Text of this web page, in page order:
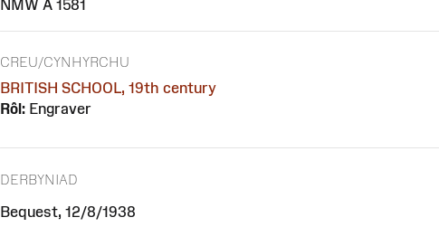
NMW A 1581
CREU/CYNHYRCHU
BRITISH SCHOOL, 19th century
Rôl: Engraver
DERBYNIAD
Bequest, 12/8/1938